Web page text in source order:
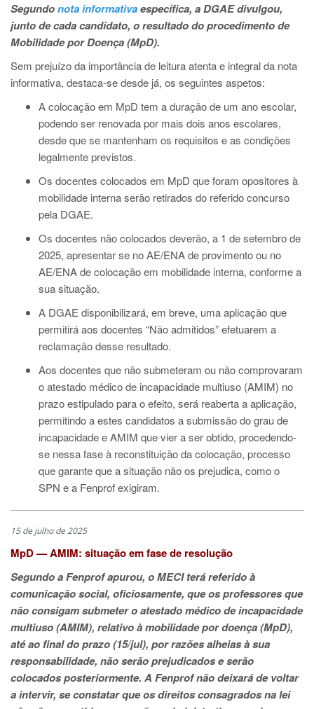
Segundonota informativaespecífica, a DGAE divulgou,
junto de cada candidato, o resultado do procedimento de
Mobilidade por Doença (MpD).
Sem prejuízo da importância de leitura atenta e integral da nota
informativa, destaca-se desde já, os seguintes aspetos:
A colocação em MpD tem a duração de um ano escolar,
podendo ser renovada por mais dois anos escolares,
desde que se mantenham os requisitos e as condições
legalmente previstos.
Os docentes colocados em MpD que foram opositores à
mobilidade interna serão retirados do referido concurso
pela DGAE.
Os docentes não colocados deverão, a 1 de setembro de
2025, apresentar se no AE/ENA de provimento ou no
AE/ENA de colocação em mobilidade interna, conforme a
sua situação.
A DGAE disponibilizará, em breve, uma aplicação que
permitirá aos docentes “Não admitidos” efetuarem a
reclamação desse resultado.
Aos docentes que não submeteram ou não comprovaram
o atestado médico de incapacidade multiuso (AMIM) no
prazo estipulado para o efeito, será reaberta a aplicação,
permitindo a estes candidatos a submissão do grau de
incapacidade e AMIM que vier a ser obtido, procedendo-
se nessa fase à reconstituição da colocação, processo
que garante que a situação não os prejudica, como o
SPN e a Fenprof exigiram.
15 de julho de 2025
MpD — AMIM: situação em fase de resolução
Segundo a Fenprof apurou, o MECI terá referido à
comunicação social, oficiosamente, que os professores que
não consigam submeter o atestado médico de incapacidade
multiuso (AMIM), relativo à mobilidade por doença (MpD),
até ao final do prazo (15/jul), por razões alheias à sua
responsabilidade, não serão prejudicados e serão
colocados posteriormente. A Fenprof não deixará de voltar
a intervir, se constatar que os direitos consagrados na lei